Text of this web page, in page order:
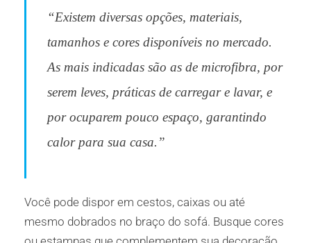
“Existem diversas opções, materiais,
tamanhos e cores disponíveis no mercado.
As mais indicadas são as de microfibra, por
serem leves, práticas de carregar e lavar, e
por ocuparem pouco espaço, garantindo
calor para sua casa.”
Você pode dispor em cestos, caixas ou até
mesmo dobrados no braço do sofá. Busque cores